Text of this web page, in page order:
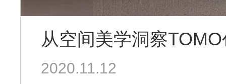
从空间美学洞察
2020.11.12